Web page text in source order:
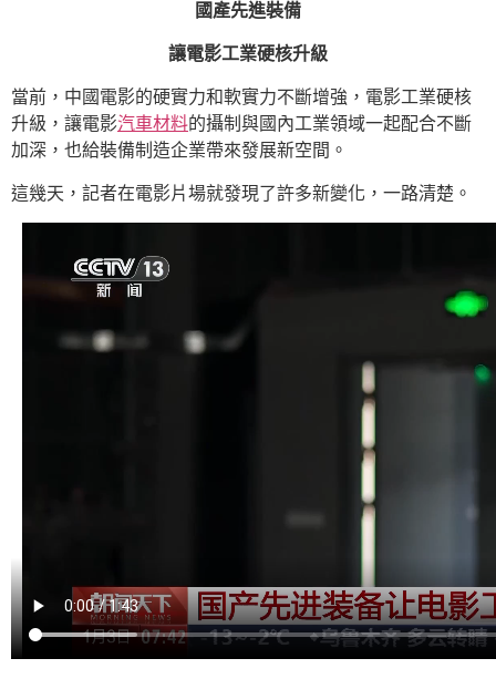
國產先進裝備
讓電影工業硬核升級
當前，中國電影的硬實力和軟實力不斷增強，電影工業硬核
升級，讓電影汽車材料的攝制與國內工業領域一起配合不斷
加深，也給裝備制造企業帶來發展新空間。
這幾天，記者在電影片場就發現了許多新變化，一路清楚。